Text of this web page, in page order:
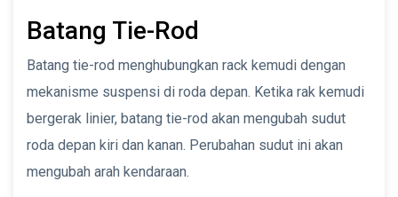
Batang Tie-Rod
Batang tie-rod menghubungkan rack kemudi dengan
mekanisme suspensi di roda depan. Ketika rak kemudi
bergerak linier, batang tie-rod akan mengubah sudut
roda depan kiri dan kanan. Perubahan sudut ini akan
mengubah arah kendaraan.